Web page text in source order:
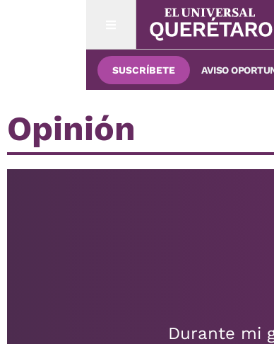
SUSCRÍBETE AVISO
Opinión
Durante mi